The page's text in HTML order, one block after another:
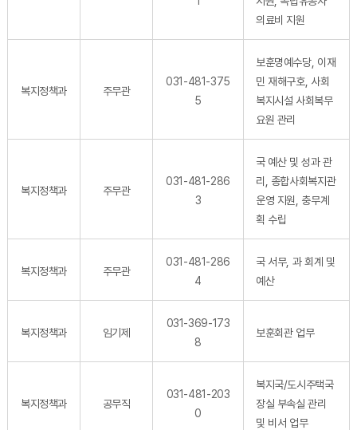
의료비 지원
복지정책과 주무관
031-481-375
5
보훈명예수당, 이재
민 재해구호, 사회
복지시설 사회복무
요원 관리
복지정책과 주무관
031-481-286
3
국 예산 및 성과 관
리, 종합사회복지관
운영 지원, 충무계
획 수립
복지정책과 주무관
031-481-286
4
국 서무, 과 회계 및
예산
복지정책과 임기제
031-369-173
8
보훈회관 업무
복지정책과 공무직
031-481-203
0
복지국/도시주택국
장실 부속실 관리
및 비서 업무